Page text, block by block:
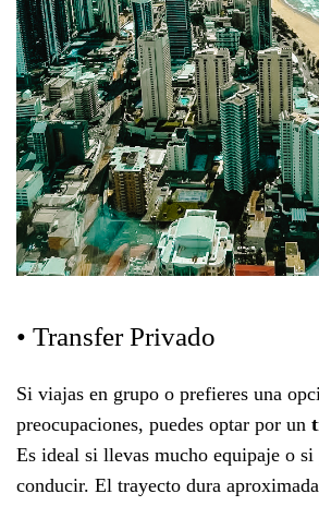
• Transfer Privado
Si viajas en grupo o prefieres una
preocupaciones, puedes optar por un
Es ideal si llevas mucho equipaje o si
conducir. El trayecto dura